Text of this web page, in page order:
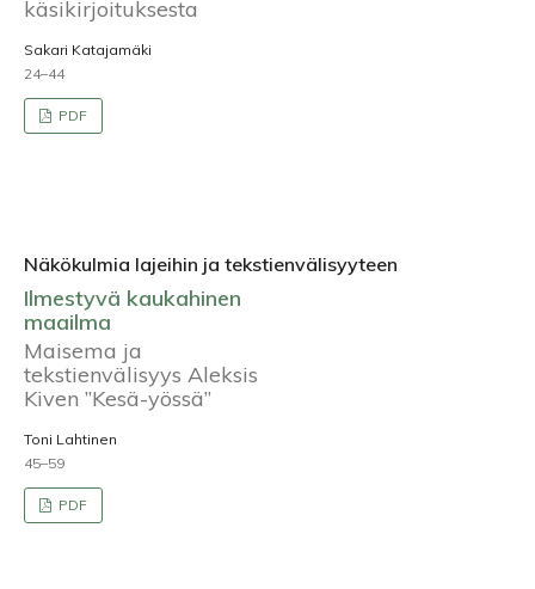
käsikirjoituksesta
Sakari Katajamäki
24–44
PDF
Näkökulmia lajeihin ja tekstienvälisyyteen
Ilmestyvä kaukahinen
maailma
Maisema ja
tekstienvälisyys Aleksis
Kiven ”Kesä-yössä”
Toni Lahtinen
45–59
PDF